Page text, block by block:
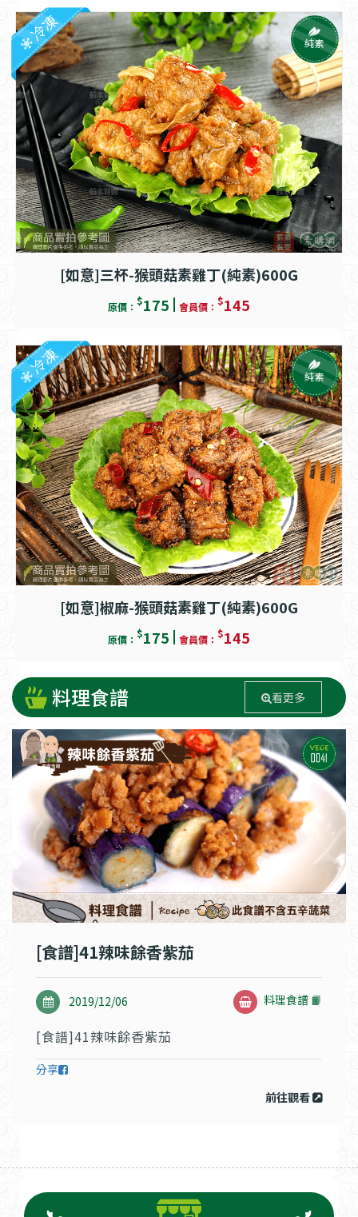
[如意]三杯-猴頭菇素雞丁(純素)600G
原價： $175 會員價： $145
冷凍 純素
[如意]椒麻-猴頭菇素雞丁(純素)600G
原價： $175 會員價： $145
冷凍 純素
料理食譜 看更多
[食譜]41辣味餘香紫茄
2019/12/06 料理食譜 📙
[食譜]41辣味餘香紫茄
分享
前往觀看